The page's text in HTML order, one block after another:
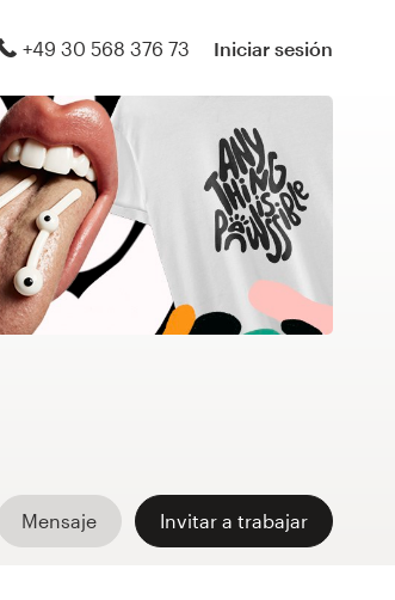
+49 30 568 376 73 Iniciar sesión
Mensaje Invitar a trabajar